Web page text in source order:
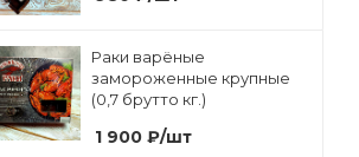
Раки варёные
замороженные крупные
(0,7 брутто кг.)
1 900 ₽/шт